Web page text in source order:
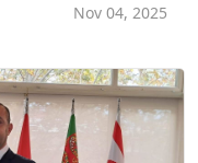
Nov 04, 2025